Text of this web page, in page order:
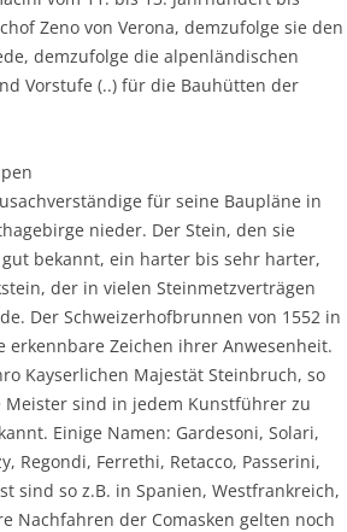
Zeno von Verona, demzufolge sie den
demzufolge die alpenländischen
Vorstufe (..) für die Bauhütten der
für seine Baupläne in
nieder. Der Stein, den sie
bekannt, ein harter bis sehr harter,
der in vielen Steinmetzverträgen
Der Schweizerhofbrunnen von 1552 in
erkennbare Zeichen ihrer Anwesenheit.
Kayserlichen Majestät Steinbruch, so
sind in jedem Kunstführer zu
Einige Namen: Gardesoni, Solari,
Regondi, Ferrethi, Retacco, Passerini,
sind so z.B. in Spanien, Westfrankreich,
Nachfahren der Comasken gelten noch